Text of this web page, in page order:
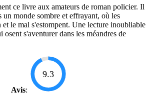
ce livre aux amateurs de roman policier. Il
un monde sombre et effrayant, où les
et le mal s'estompent. Une lecture inoubliable
osent s'aventurer dans les méandres de
Avis:
9.3